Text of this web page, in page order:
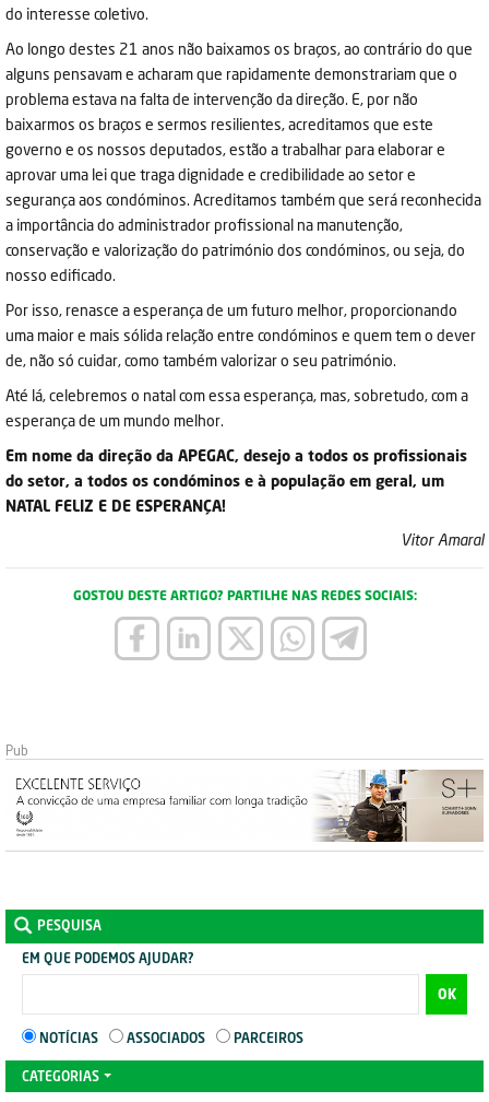
do interesse coletivo.
Ao longo destes 21 anos não baixamos os braços, ao contrário do que
alguns pensavam e acharam que rapidamente demonstrariam que o
problema estava na falta de intervenção da direção. E, por não
baixarmos os braços e sermos resilientes, acreditamos que este
governo e os nossos deputados, estão a trabalhar para elaborar e
aprovar uma lei que traga dignidade e credibilidade ao setor e
segurança aos condóminos. Acreditamos também que será reconhecida
a importância do administrador profissional na manutenção,
conservação e valorização do património dos condóminos, ou seja, do
nosso edificado.
Por isso, renasce a esperança de um futuro melhor, proporcionando
uma maior e mais sólida relação entre condóminos e quem tem o dever
de, não só cuidar, como também valorizar o seu património.
Até lá, celebremos o natal com essa esperança, mas, sobretudo, com a
esperança de um mundo melhor.
Em nome da direção da APEGAC, desejo a todos os profissionais
do setor, a todos os condóminos e à população em geral, um
NATAL FELIZ E DE ESPERANÇA!
Vitor Amaral
GOSTOU DESTE ARTIGO? PARTILHE NAS REDES SOCIAIS:
PESQUISA
EM QUE PODEMOS AJUDAR?
OK
NOTÍCIAS ASSOCIADOS PARCEIROS
CATEGORIAS